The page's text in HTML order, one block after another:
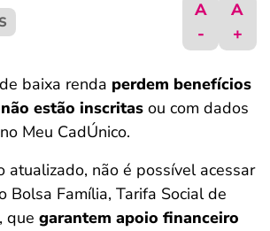
A
-
A
+
baixa renda perdem benefícios
estão inscritas ou com dados
Meu CadÚnico.
atualizado, não é possível acessar
Bolsa Família, Tarifa Social de
que garantem apoio financeiro